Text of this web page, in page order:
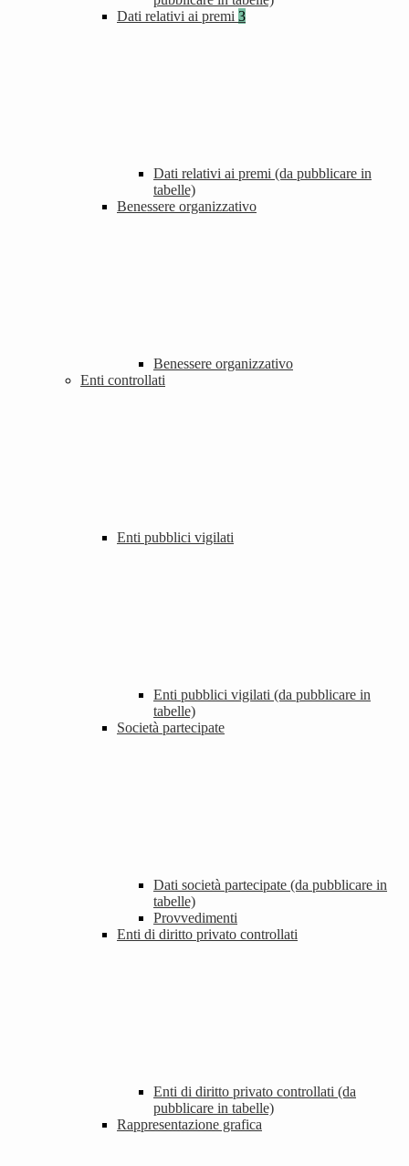
Dati relativi ai premi 3
Dati relativi ai premi (da pubblicare in
tabelle)
Benessere organizzativo
Benessere organizzativo
Enti controllati
Enti pubblici vigilati
Enti pubblici vigilati (da pubblicare in
tabelle)
Società partecipate
Dati società partecipate (da pubblicare in
tabelle)
Provvedimenti
Enti di diritto privato controllati
Enti di diritto privato controllati (da
pubblicare in tabelle)
Rappresentazione grafica